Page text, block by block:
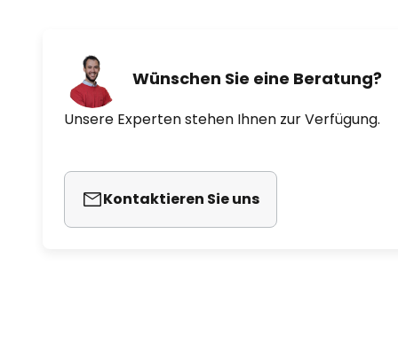
Wünschen Sie eine Beratung?
Unsere Experten stehen Ihnen zur Verfügung.
Kontaktieren Sie uns